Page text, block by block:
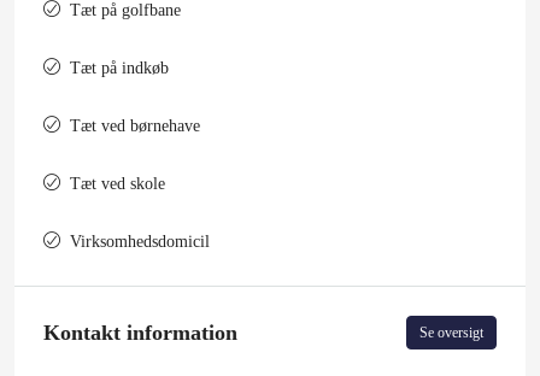
Tæt på golfbane
Tæt på indkøb
Tæt ved børnehave
Tæt ved skole
Virksomhedsdomicil
Kontakt information Se oversigt